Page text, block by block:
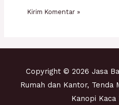
Copyright © 2026 Jasa
Rumah dan Kantor, Tenda
Kanopi